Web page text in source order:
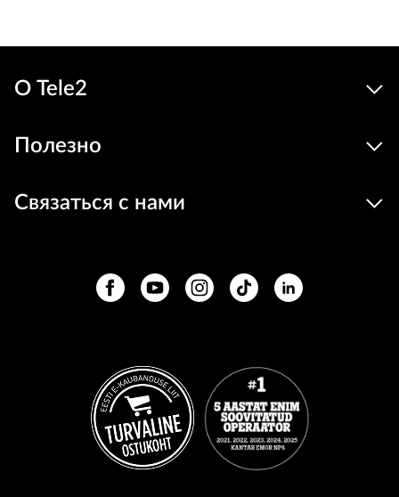
О Tele2
Полезно
Связаться с нами